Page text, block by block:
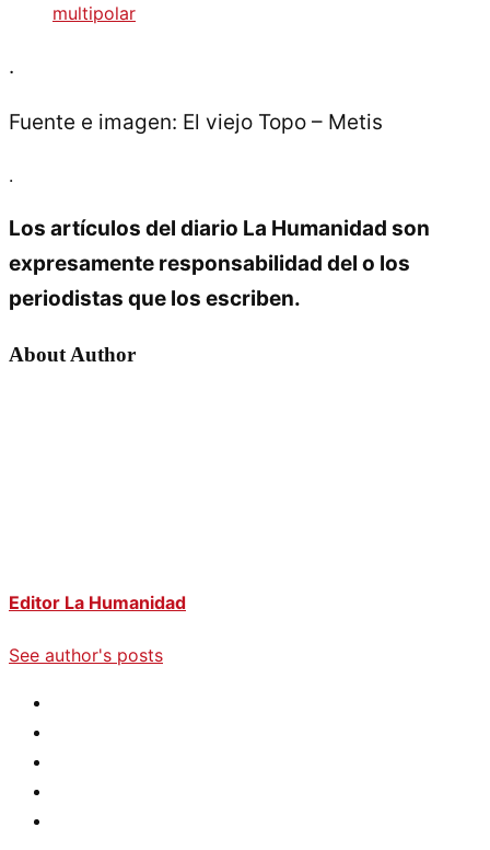
multipolar
.
Fuente e imagen: El viejo Topo – Metis
.
Los artículos del diario La Humanidad son
expresamente responsabilidad del o los
periodistas que los escriben.
About Author
Editor La Humanidad
See author's posts